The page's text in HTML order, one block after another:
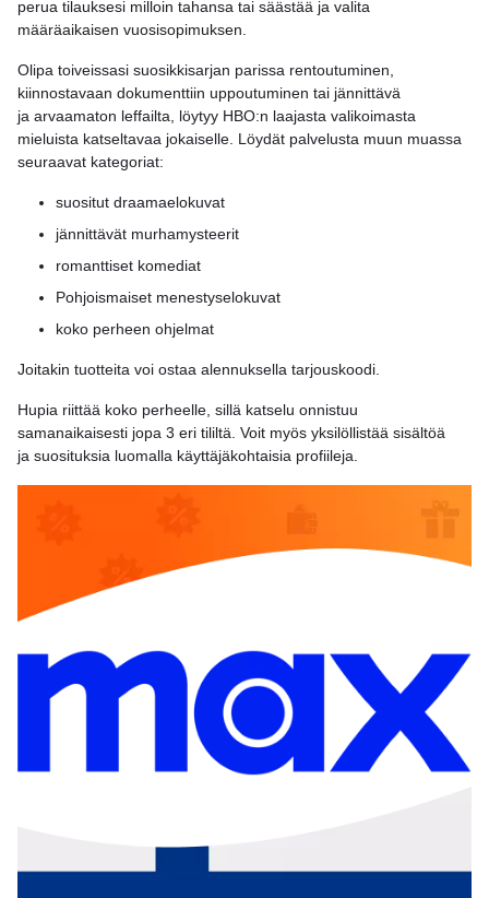
perua tilauksesi milloin tahansa tai säästää ja valita
määräaikaisen vuosisopimuksen.
Olipa toiveissasi suosikkisarjan parissa rentoutuminen,
kiinnostavaan dokumenttiin uppoutuminen tai jännittävä
ja arvaamaton leffailta, löytyy HBO:n laajasta valikoimasta
mieluista katseltavaa jokaiselle. Löydät palvelusta muun muassa
seuraavat kategoriat:
suositut draamaelokuvat
jännittävät murhamysteerit
romanttiset komediat
Pohjoismaiset menestyselokuvat
koko perheen ohjelmat
Joitakin tuotteita voi ostaa alennuksella tarjouskoodi.
Hupia riittää koko perheelle, sillä katselu onnistuu
samanaikaisesti jopa 3 eri tililtä. Voit myös yksilöllistää sisältöä
ja suosituksia luomalla käyttäjäkohtaisia profiileja.